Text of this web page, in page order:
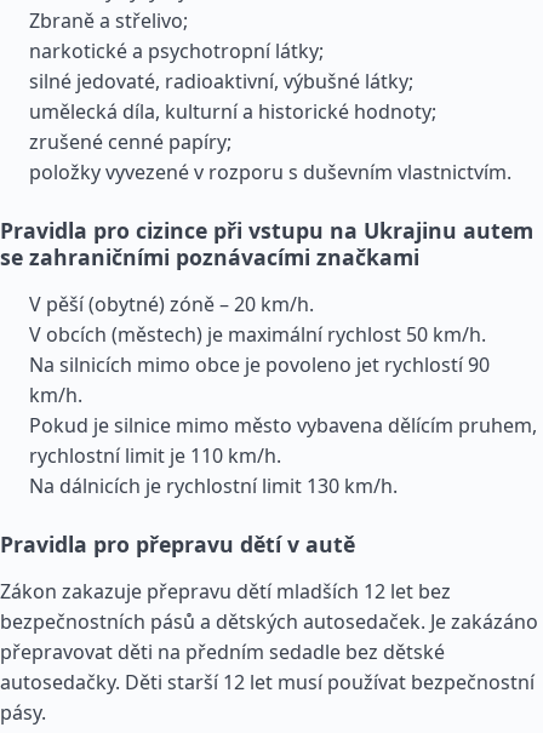
Zbraně a střelivo;
narkotické a psychotropní látky;
silné jedovaté, radioaktivní, výbušné látky;
umělecká díla, kulturní a historické hodnoty;
zrušené cenné papíry;
položky vyvezené v rozporu s duševním vlastnictvím.
Pravidla pro cizince při vstupu na Ukrajinu autem
se zahraničními poznávacími značkami
V pěší (obytné) zóně – 20 km/h.
V obcích (městech) je maximální rychlost 50 km/h.
Na silnicích mimo obce je povoleno jet rychlostí 90
km/h.
Pokud je silnice mimo město vybavena dělícím pruhem,
rychlostní limit je 110 km/h.
Na dálnicích je rychlostní limit 130 km/h.
Pravidla pro přepravu dětí v autě
Zákon zakazuje přepravu dětí mladších 12 let bez
bezpečnostních pásů a dětských autosedaček. Je zakázáno
přepravovat děti na předním sedadle bez dětské
autosedačky. Děti starší 12 let musí používat bezpečnostní
pásy.